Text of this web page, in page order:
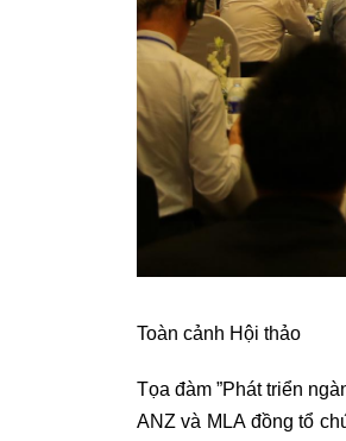
Toàn cảnh Hội thảo
Tọa đàm ”Phát triển
ANZ và MLA đồng tổ